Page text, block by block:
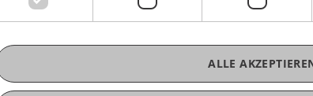
Compliance und Digitalisierung
und Digitalisierung
ALLE